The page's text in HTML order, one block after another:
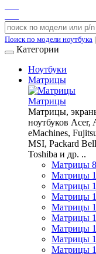
Поиск по модели ноутбука |
Категории
Ноутбуки
Матрицы
Матрицы
Матрицы,
ноутбуков Acer,
eMachines,
MSI, Packard
Toshiba и др. ..
Матрицы
Матрицы
Матрицы
Матрицы
Матрицы
Матрицы
Матрицы
Матрицы
Матрицы